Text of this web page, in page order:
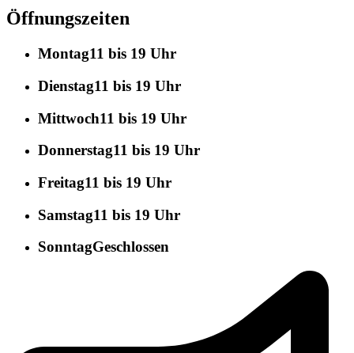
Öffnungszeiten
Montag11 bis 19 Uhr
Dienstag11 bis 19 Uhr
Mittwoch11 bis 19 Uhr
Donnerstag11 bis 19 Uhr
Freitag11 bis 19 Uhr
Samstag11 bis 19 Uhr
SonntagGeschlossen